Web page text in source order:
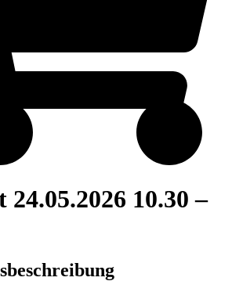
24.05.2026 10.30 –